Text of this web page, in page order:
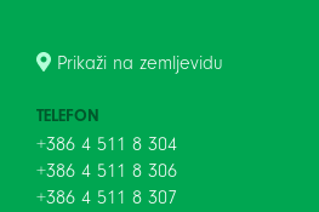
Prikaži na zemljevidu
TELEFON
+386 4 511 8 304
+386 4 511 8 306
+386 4 511 8 307